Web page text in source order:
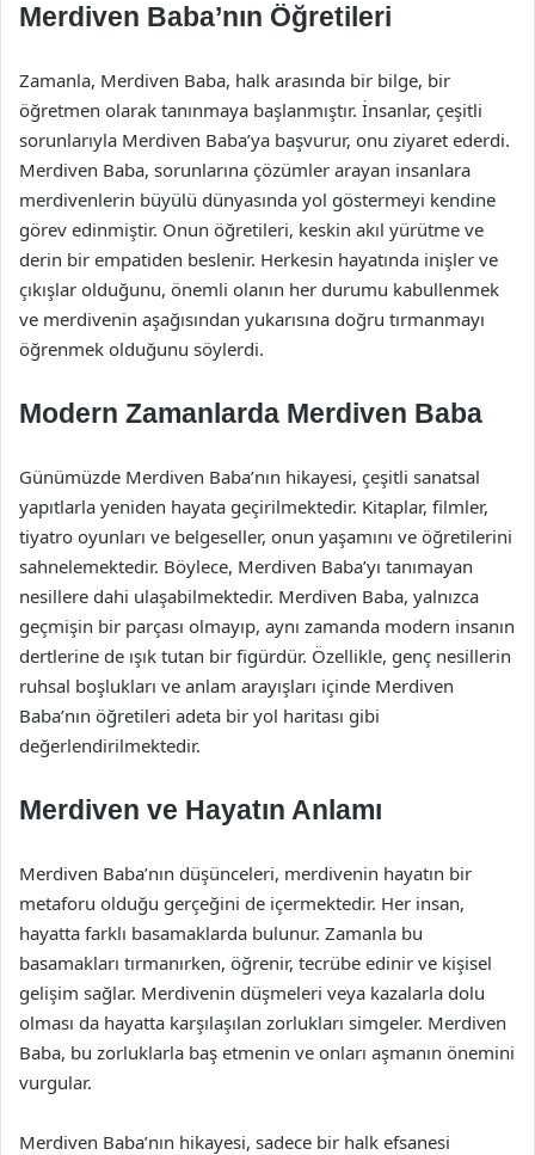
Merdiven Baba’nın Öğretileri
Zamanla, Merdiven Baba, halk arasında bir bilge, bir
öğretmen olarak tanınmaya başlanmıştır. İnsanlar, çeşitli
sorunlarıyla Merdiven Baba’ya başvurur, onu ziyaret ederdi.
Merdiven Baba, sorunlarına çözümler arayan insanlara
merdivenlerin büyülü dünyasında yol göstermeyi kendine
görev edinmiştir. Onun öğretileri, keskin akıl yürütme ve
derin bir empatiden beslenir. Herkesin hayatında inişler ve
çıkışlar olduğunu, önemli olanın her durumu kabullenmek
ve merdivenin aşağısından yukarısına doğru tırmanmayı
öğrenmek olduğunu söylerdi.
Modern Zamanlarda Merdiven Baba
Günümüzde Merdiven Baba’nın hikayesi, çeşitli sanatsal
yapıtlarla yeniden hayata geçirilmektedir. Kitaplar, filmler,
tiyatro oyunları ve belgeseller, onun yaşamını ve öğretilerini
sahnelemektedir. Böylece, Merdiven Baba’yı tanımayan
nesillere dahi ulaşabilmektedir. Merdiven Baba, yalnızca
geçmişin bir parçası olmayıp, aynı zamanda modern insanın
dertlerine de ışık tutan bir figürdür. Özellikle, genç nesillerin
ruhsal boşlukları ve anlam arayışları içinde Merdiven
Baba’nın öğretileri adeta bir yol haritası gibi
değerlendirilmektedir.
Merdiven ve Hayatın Anlamı
Merdiven Baba’nın düşünceleri, merdivenin hayatın bir
metaforu olduğu gerçeğini de içermektedir. Her insan,
hayatta farklı basamaklarda bulunur. Zamanla bu
basamakları tırmanırken, öğrenir, tecrübe edinir ve kişisel
gelişim sağlar. Merdivenin düşmeleri veya kazalarla dolu
olması da hayatta karşılaşılan zorlukları simgeler. Merdiven
Baba, bu zorluklarla baş etmenin ve onları aşmanın önemini
vurgular.
Merdiven Baba’nın hikayesi, sadece bir halk efsanesi